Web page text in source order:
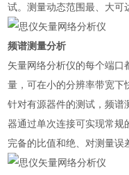
试。测量动态范围最、大可
频谱测量分析
矢量网络分析仪的每个端口
量，可在小的分辨率带宽下
针对有源器件的测试，频谱
器通过单次连接可实现常规
完备的比值和绝、对测量误